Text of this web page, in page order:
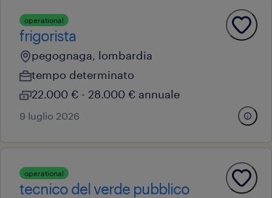
operational
frigorista
pegognaga, lombardia
tempo determinato
22.000 € - 28.000 € annuale
9 luglio 2026
operational
tecnico del verde pubblico